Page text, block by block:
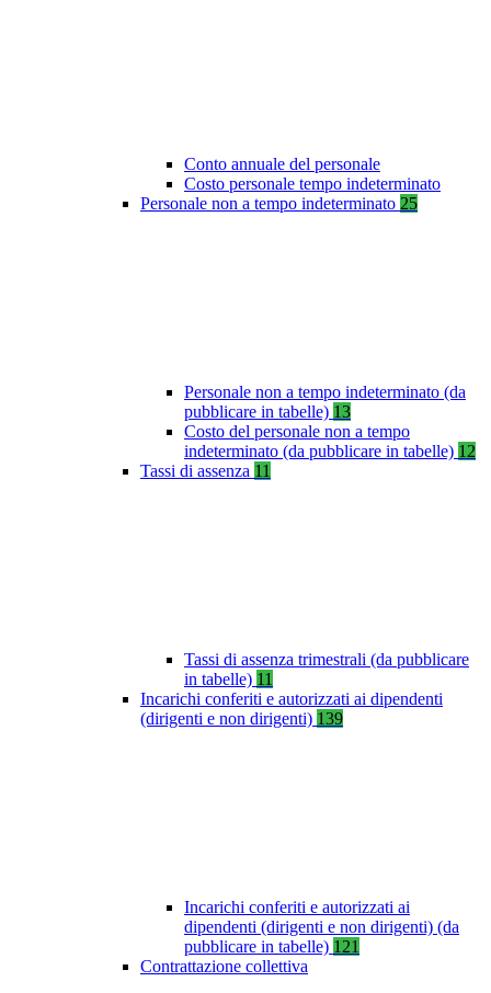
Conto annuale del personale
Costo personale tempo indeterminato
Personale non a tempo indeterminato 25
Personale non a tempo indeterminato (da
pubblicare in tabelle) 13
Costo del personale non a tempo
indeterminato (da pubblicare in tabelle) 12
Tassi di assenza 11
Tassi di assenza trimestrali (da pubblicare
in tabelle) 11
Incarichi conferiti e autorizzati ai dipendenti
(dirigenti e non dirigenti) 139
Incarichi conferiti e autorizzati ai
dipendenti (dirigenti e non dirigenti) (da
pubblicare in tabelle) 121
Contrattazione collettiva